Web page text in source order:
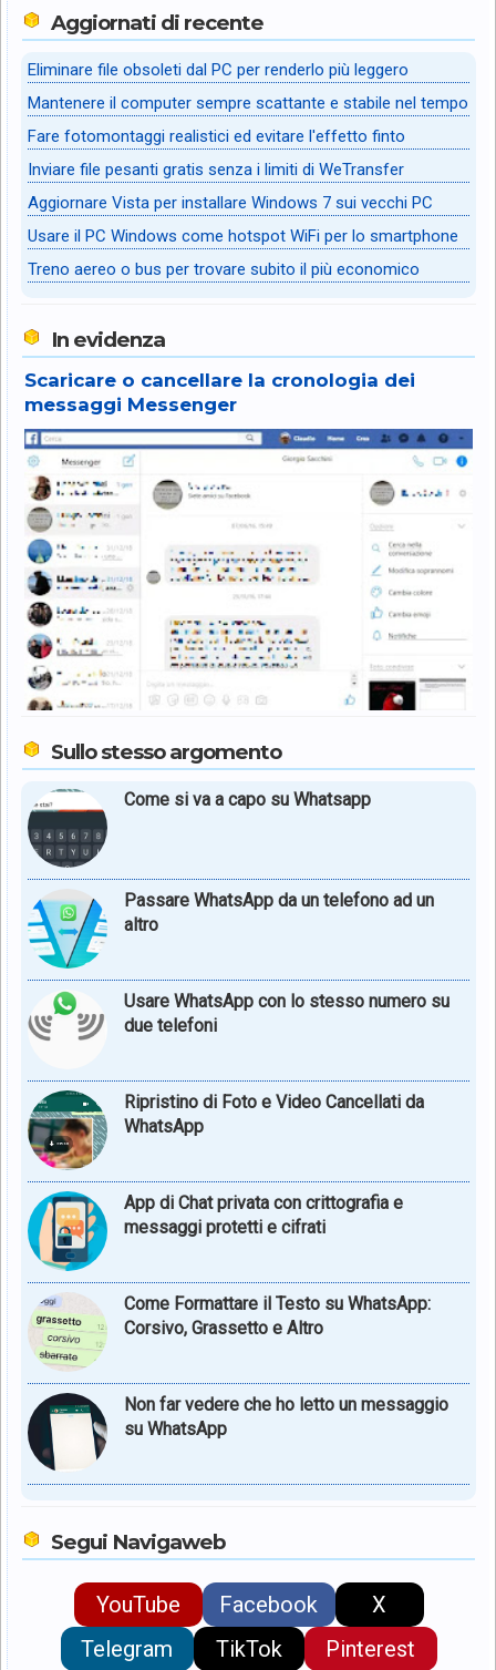
Aggiornati di recente
Eliminare file obsoleti dal PC per renderlo più leggero
Mantenere il computer sempre scattante e stabile nel tempo
Fare fotomontaggi realistici ed evitare l'effetto finto
Inviare file pesanti gratis senza i limiti di WeTransfer
Aggiornare Vista per installare Windows 7 sui vecchi PC
Usare il PC Windows come hotspot WiFi per lo smartphone
Treno aereo o bus per trovare subito il più economico
In evidenza
Scaricare o cancellare la cronologia dei
messaggi Messenger
Sullo stesso argomento
Come si va a capo su Whatsapp
Passare WhatsApp da un telefono ad un
altro
Usare WhatsApp con lo stesso numero su
due telefoni
Ripristino di Foto e Video Cancellati da
WhatsApp
App di Chat privata con crittografia e
messaggi protetti e cifrati
Come Formattare il Testo su WhatsApp:
Corsivo, Grassetto e Altro
Non far vedere che ho letto un messaggio
su WhatsApp
Segui Navigaweb
YouTube Facebook
X
Telegram
TikTok Pinterest